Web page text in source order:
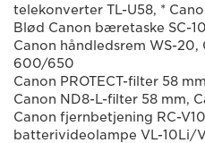
telekonverter TL-U58, *
Blød Canon bæretaske SC-
Canon håndledsrem WS-20,
600/650
Canon PROTECT-filter 58
Canon ND8-L-filter 58 mm,
Canon fjernbetjening RC-
batterivideolampe VL-10Li/